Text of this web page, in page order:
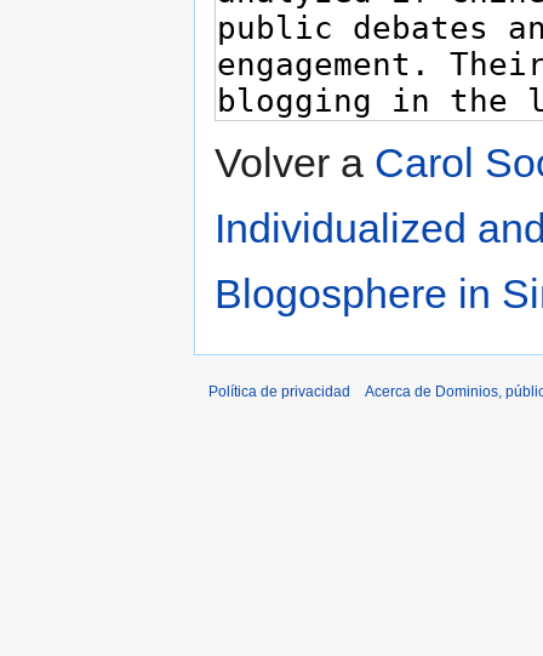
Volver a Carol
Individualized
Blogosphere in
Política de privacidad Acerca de Dominios,